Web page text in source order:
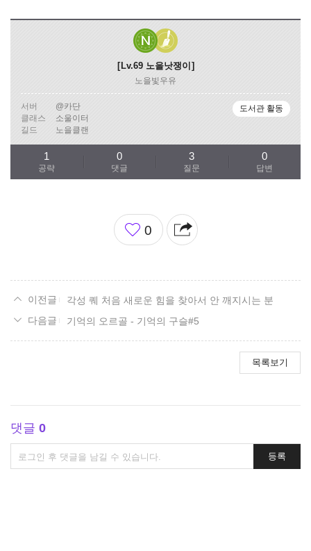
Lv.69 노을낫쟁이
노을빛우유
서버
@카단
클래스
소울이터
길드
노을클랜
도서관 활동
공략
1
댓글
0
질문
3
답변
0
좋
아
0
각성 퀘 처음 새로운 힘을 찾아서 안 깨지시는 분
기억의 오르골 - 기억의 구슬#5
목록보기
댓글 0
댓
글
등록